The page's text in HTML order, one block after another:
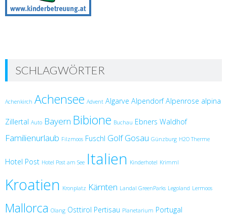
SCHLAGWÖRTER
Achenkirch Achensee Advent Algarve Alpendorf Alpenrose alpina
Zillertal Auto Bayern Bibione Buchau Ebners Waldhof
Familienurlaub Filzmoos Fuschl Golf Gosau Günzburg H2O Therme
Hotel Post Hotel Post am See Italien Kinderhotel Krimml
Kroatien Kronplatz Kärnten Landal GreenParks Legoland Lermoos
Mallorca Olang Osttirol Pertisau Planetarium Portugal